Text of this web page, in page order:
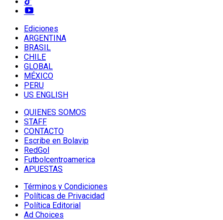
Ediciones
ARGENTINA
BRASIL
CHILE
GLOBAL
MÉXICO
PERU
US ENGLISH
QUIENES SOMOS
STAFF
CONTACTO
Escribe en Bolavip
RedGol
Futbolcentroamerica
APUESTAS
Términos y Condiciones
Políticas de Privacidad
Política Editorial
Ad Choices